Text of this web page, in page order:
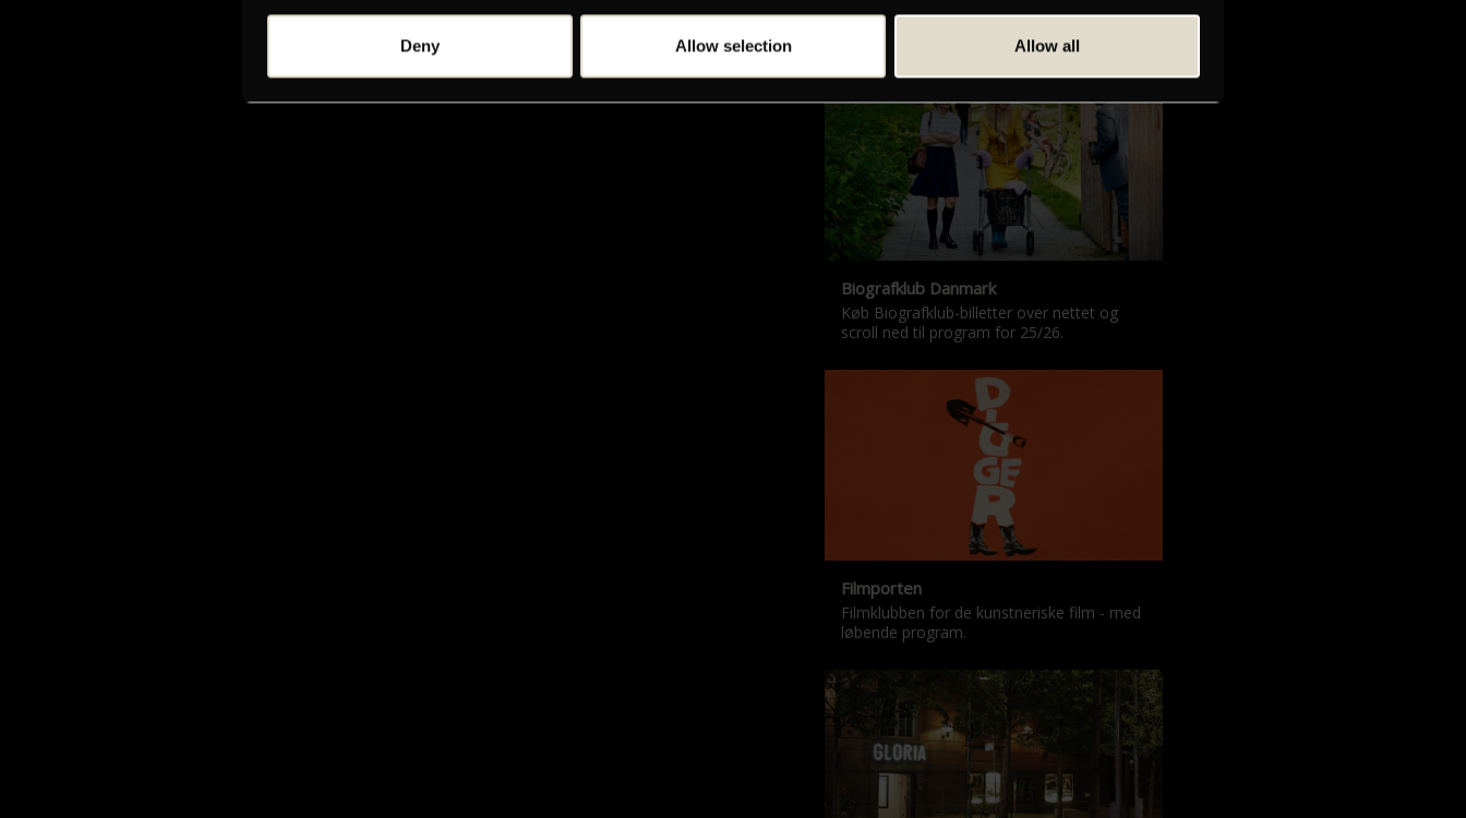
Deny Allow selection Allow all
our sister cinema, Gloria.
Biografklub Danmark
Køb Biografklub-billetter over nettet og
scroll ned til program for 25/26.
Filmporten
Filmklubben for de kunstneriske film - med
løbende program.